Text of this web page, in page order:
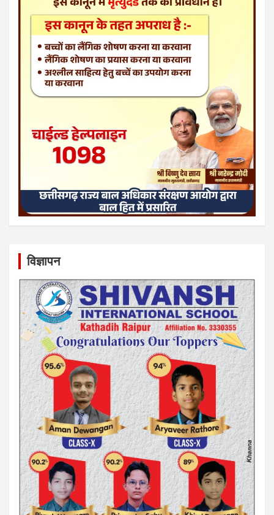
विज्ञापन